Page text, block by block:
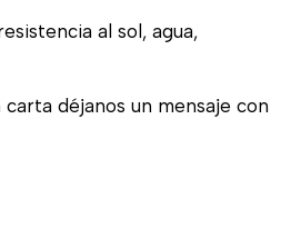
al sol, agua,
déjanos un mensaje con